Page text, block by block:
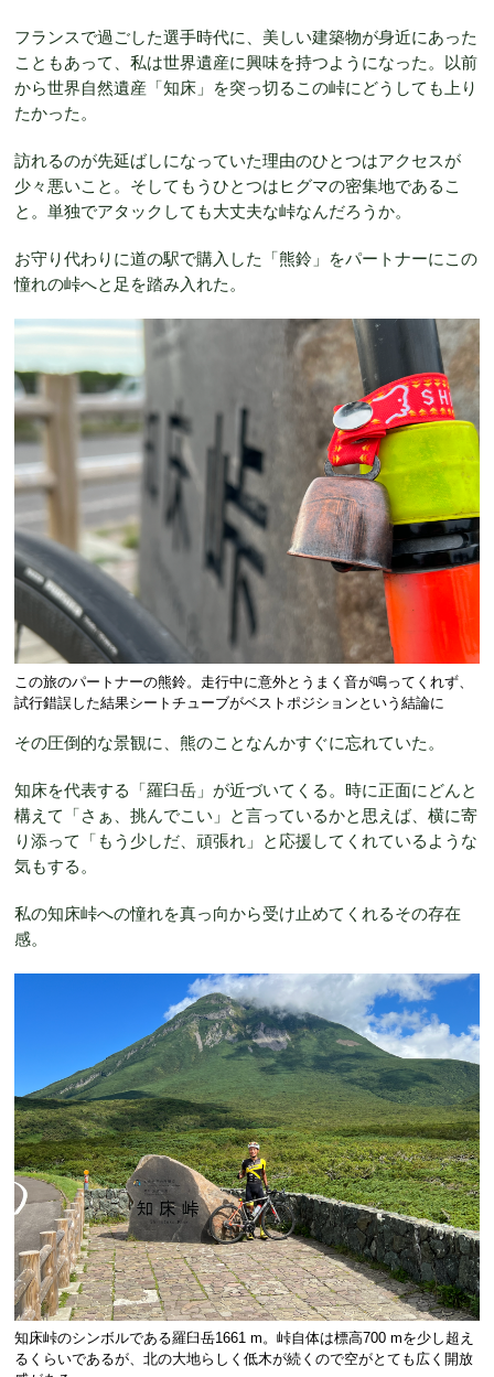
フランスで過ごした選手時代に、美しい建築物が身近にあった
こともあって、私は世界遺産に興味を持つようになった。以前
から世界自然遺産「知床」を突っ切るこの峠にどうしても上り
たかった。
訪れるのが先延ばしになっていた理由のひとつはアクセスが
少々悪いこと。そしてもうひとつはヒグマの密集地であるこ
と。単独でアタックしても大丈夫な峠なんだろうか。
お守り代わりに道の駅で購入した「熊鈴」をパートナーにこの
憧れの峠へと足を踏み入れた。
この旅のパートナーの熊鈴。走行中に意外とうまく音が鳴ってくれず、
試行錯誤した結果シートチューブがベストポジションという結論に
その圧倒的な景観に、熊のことなんかすぐに忘れていた。
知床を代表する「羅臼岳」が近づいてくる。時に正面にどんと
構えて「さぁ、挑んでこい」と言っているかと思えば、横に寄
り添って「もう少しだ、頑張れ」と応援してくれているような
気もする。
私の知床峠への憧れを真っ向から受け止めてくれるその存在
感。
知床峠のシンボルである羅臼岳1661 m。峠自体は標高700 mを少し超え
るくらいであるが、北の大地らしく低木が続くので空がとても広く開放